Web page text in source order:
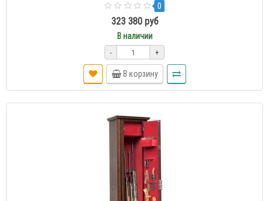
0
323 380 руб
В наличии
- +
В корзину